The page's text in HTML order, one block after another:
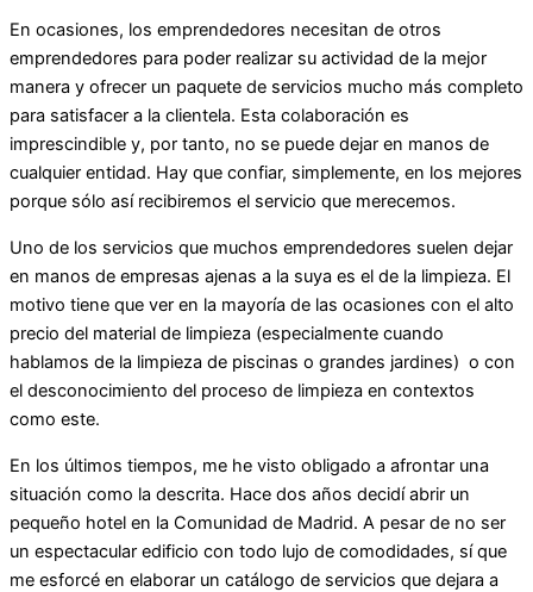
En ocasiones, los emprendedores necesitan de otros
emprendedores para poder realizar su actividad de la mejor
manera y ofrecer un paquete de servicios mucho más completo
para satisfacer a la clientela. Esta colaboración es
imprescindible y, por tanto, no se puede dejar en manos de
cualquier entidad. Hay que confiar, simplemente, en los mejores
porque sólo así recibiremos el servicio que merecemos.
Uno de los servicios que muchos emprendedores suelen dejar
en manos de empresas ajenas a la suya es el de la limpieza. El
motivo tiene que ver en la mayoría de las ocasiones con el alto
precio del material de limpieza (especialmente cuando
hablamos de la limpieza de piscinas o grandes jardines) o con
el desconocimiento del proceso de limpieza en contextos
como este.
En los últimos tiempos, me he visto obligado a afrontar una
situación como la descrita. Hace dos años decidí abrir un
pequeño hotel en la Comunidad de Madrid. A pesar de no ser
un espectacular edificio con todo lujo de comodidades, sí que
me esforcé en elaborar un catálogo de servicios que dejara a